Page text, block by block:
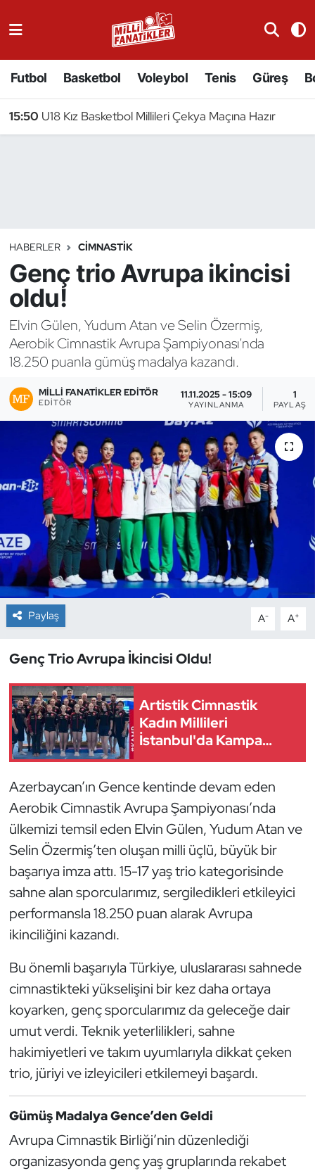
Futbol Basketbol Voleybol Tenis Güreş
15:50 U18 Kız Basketbol Millileri Çekya Maçına Hazır
HABERLER CIMNASTIK
Genç trio Avrupa ikincisi
oldu!
Elvin Gülen, Yudum Atan ve Selin Özermiş,
Aerobik Cimnastik Avrupa Şampiyonası'nda
18.250 puanla gümüş madalya kazandı.
MILLI FANATIKLER EDITÖR
EDITÖR
11.11.2025 - 15:09
YAYINLANMA
1
Paylaş A- A+
Genç Trio Avrupa İkincisi Oldu!
Artistik Cimnastik
Kadın Millileri
İstanbul'da Kampa
Girdi
Azerbaycan’ın Gence kentinde devam eden
Aerobik Cimnastik Avrupa Şampiyonası’nda
ülkemizi temsil eden Elvin Gülen, Yudum Atan ve
Selin Özermiş’ten oluşan milli üçlü, büyük bir
başarıya imza attı. 15-17 yaş trio kategorisinde
sahne alan sporcularımız, sergiledikleri etkileyici
performansla 18.250 puan alarak Avrupa
ikinciliğini kazandı.
Bu önemli başarıyla Türkiye, uluslararası sahnede
cimnastikteki yükselişini bir kez daha ortaya
koyarken, genç sporcularımız da geleceğe dair
umut verdi. Teknik yeterlilikleri, sahne
hakimiyetleri ve takım uyumlarıyla dikkat çeken
trio, jüriyi ve izleyicileri etkilemeyi başardı.
Gümüş Madalya Gence’den Geldi
Avrupa Cimnastik Birliği’nin düzenlediği
organizasyonda genç yaş gruplarında rekabet
Badminton
Binicilik
Bisiklet
Bocce Bowling Dart
Buz Hokeyi
Buz Pateni
Çim Hokeyi
Cimnastik
Curling
Dağcılık
Dans Sporları
Dövüş Sanatı
E-Spor
Futbol
Futsal
Genel
Golf
Halter
Hava Sporları
Hentbol
İşitme Engelli Sporcular
Kano ve Rafting